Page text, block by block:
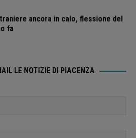
ancora in calo, flessione del
fa
LE NOTIZIE DI PIACENZA